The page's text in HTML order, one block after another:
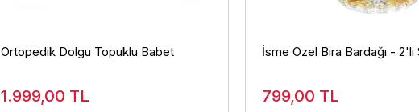
Ortopedik Dolgu Topuklu Babet
1.999,00 TL
İsme Özel Bira Bardağı - 2'li
799,00 TL